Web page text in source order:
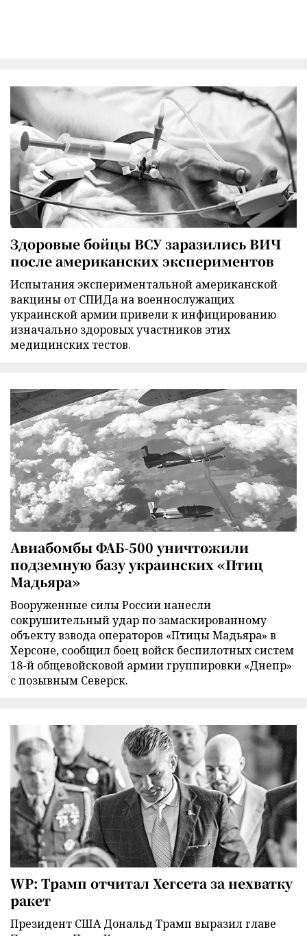
Здоровые бойцы ВСУ заразились ВИЧ
после американских экспериментов
Испытания экспериментальной американской
вакцины от СПИДа на военнослужащих
украинской армии привели к инфицированию
изначально здоровых участников этих
медицинских тестов.
Авиабомбы ФАБ-500 уничтожили
подземную базу украинских «Птиц
Мадьяра»
Вооруженные силы России нанесли
сокрушительный удар по замаскированному
объекту взвода операторов «Птицы Мадьяра» в
Херсоне, сообщил боец войск беспилотных систем
18-й общевойсковой армии группировки «Днепр»
с позывным Северск.
WP: Трамп отчитал Хегсета за нехватку
ракет
Президент США Дональд Трамп выразил главе